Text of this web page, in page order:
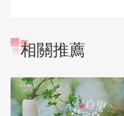
相關推薦